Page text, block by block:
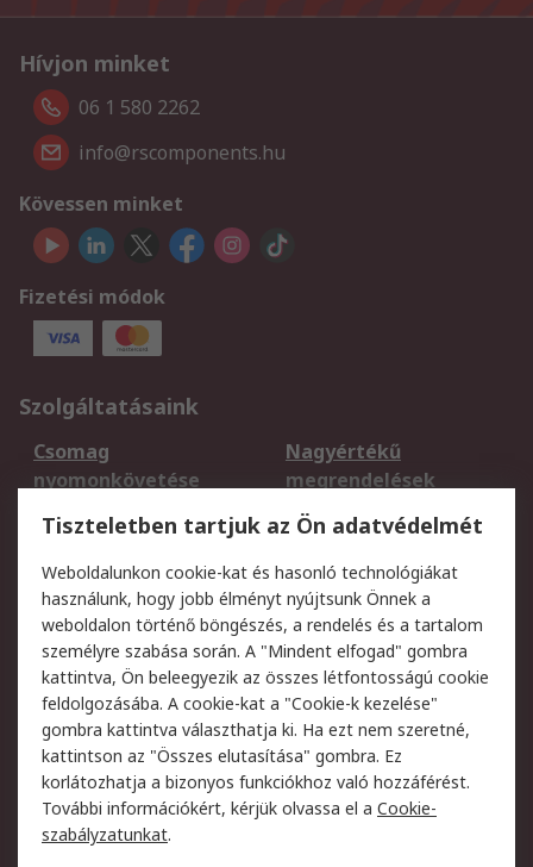
Hívjon minket
06 1 580 2262
info@rscomponents.hu
Kövessen minket
Fizetési módok
Szolgáltatásaink
Csomag
nyomonkövetése
Nagyértékű
megrendelések
Regisztráció
Szállítás
Termékvisszaküldés
Szolgáltatások
Jogi
Adatvédelmi
szabályzat
Az RS értékesítési
feltételei
Cookie szabályzat
Email biztonság
Webhelyre vonatkozó
feltételek
Weboldal felhasználói
szabályzata
Tiszteletben tartjuk az Ön adatvédelmét
Weboldalunkon cookie-kat és hasonló technológiákat
használunk, hogy jobb élményt nyújtsunk Önnek a
weboldalon történő böngészés, a rendelés és a tartalom
személyre szabása során. A "Mindent elfogad" gombra
kattintva, Ön beleegyezik az összes létfontosságú cookie
feldolgozásába. A cookie-kat a "Cookie-k kezelése"
gombra kattintva választhatja ki. Ha ezt nem szeretné,
kattintson az "Összes elutasítása" gombra. Ez
korlátozhatja a bizonyos funkciókhoz való hozzáférést.
További információkért, kérjük olvassa el a Cookie-
szabályzatunkat.